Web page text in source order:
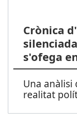
Crònica
s'ofega
Una anàlisi
realitat